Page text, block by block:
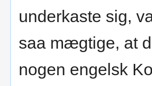
underkaste sig,
saa mægtige, at
nogen engelsk